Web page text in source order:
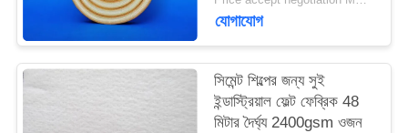
PRIVACY
POLICY
যোগাযোগ
সিমেন্ট শিল্পের জন্য সুই
ইন্ডাস্ট্রিয়াল ফেল্ট ফেব্রিক 48
মিটার দৈর্ঘ্য 2400gsm ওজন